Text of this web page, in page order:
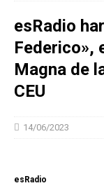
esRadio
Federico»,
Magna de
CEU
14/06/2023
esRadio